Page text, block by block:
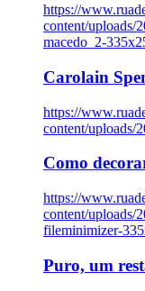
https://
content/uploads/
macedo_2-
Carolain
https://
content/uploads/
Como
https://
content/uploads/
fileminimizer-
Puro, um